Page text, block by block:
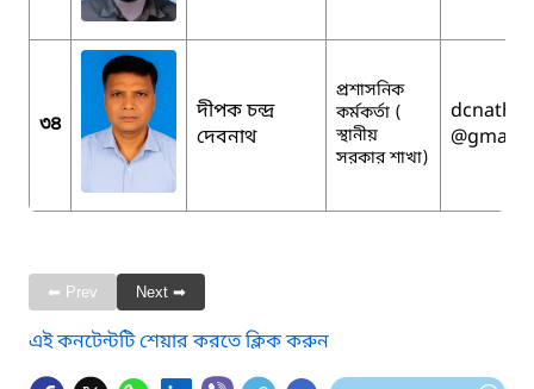
৩৪
দীপক চন্দ্র
দেবনাথ
প্রশাসনিক
কর্মকর্তা (
স্থানীয়
সরকার শাখা)
dcnath16
⬅ Prev Next ➡
এই কনটেন্টটি শেয়ার করতে ক্লিক করুন